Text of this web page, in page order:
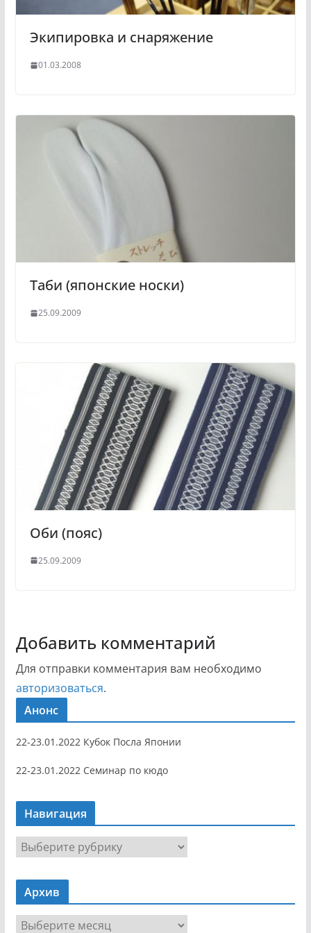
Экипировка и снаряжение
01.03.2008
Таби (японские носки)
25.09.2009
Оби (пояс)
25.09.2009
Добавить комментарий
Для отправки комментария вам необходимо
авторизоваться.
Анонс
22-23.01.2022 Кубок Посла Японии
22-23.01.2022 Семинар по кюдо
Навигация
Н
а
в
г
Архив